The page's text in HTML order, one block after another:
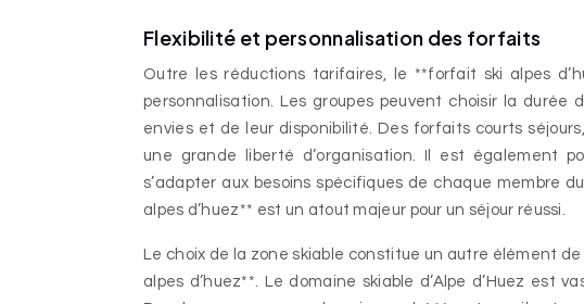
Flexibilité et personnalisation des forfaits
Outre les réductions tarifaires, le **forfait ski alpes
personnalisation. Les groupes peuvent choisir la
envies et de leur disponibilité. Des forfaits courts
une grande liberté d’organisation. Il est également
s’adapter aux besoins spécifiques de chaque membre
alpes d’huez** est un atout majeur pour un séjour réussi.
Le choix de la zone skiable constitue un autre élément
alpes d’huez**. Le domaine skiable d’Alpe d’Huez est